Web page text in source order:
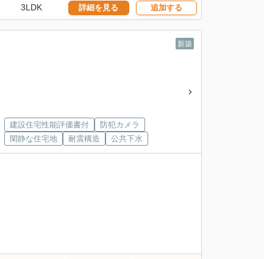
3LDK 詳細を見る 追加する
新築
建設住宅性能評価書付
防犯カメラ
閑静な住宅地
耐震構造 公共下水